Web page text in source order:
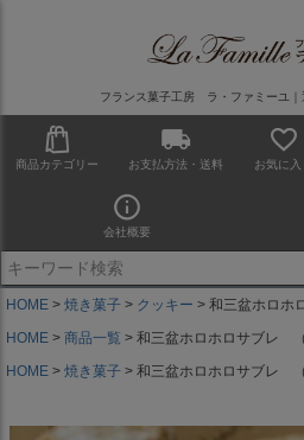
フランス菓子工房 ラ・ファミーユ｜
商品カテゴリー お支払方法・送料 お気に入
会社概要
HOME 焼き菓子 クッキー
和三盆ホロホ
HOME
商品一覧
和三盆ホロホロサブレ （
HOME
焼き菓子 和三盆ホロホロサブレ （